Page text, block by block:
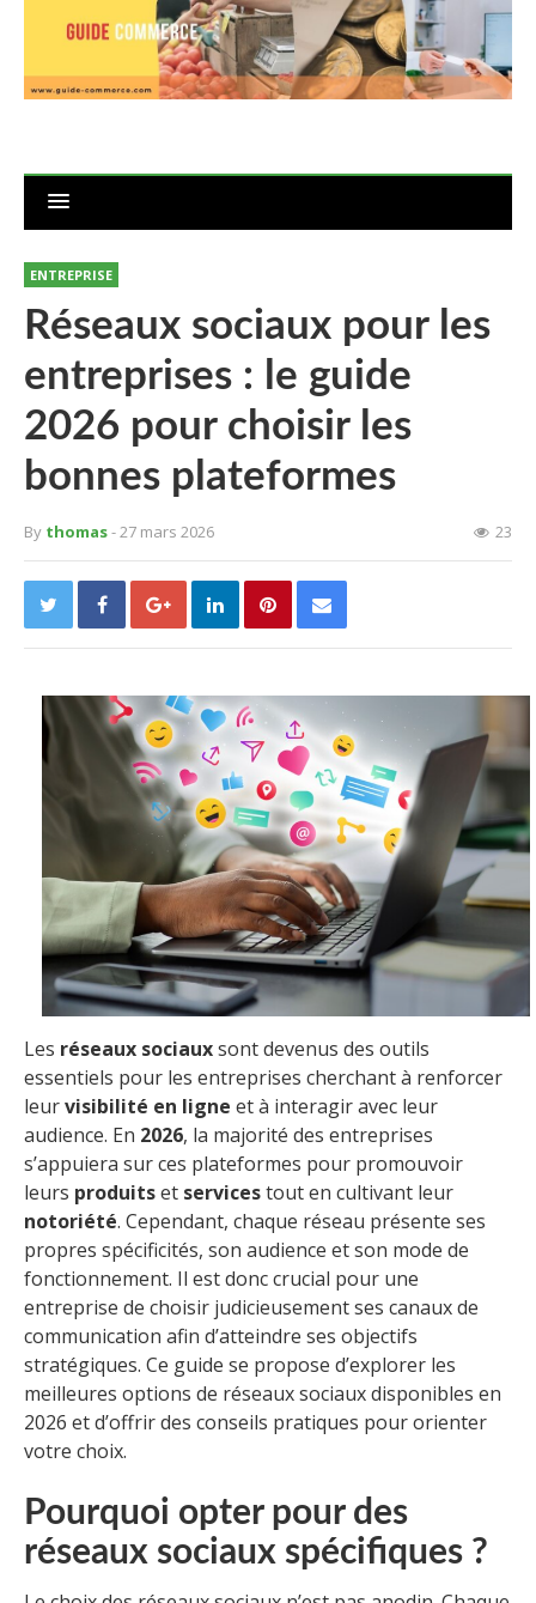
ENTREPRISE
Réseaux sociaux pour les
entreprises : le guide
2026 pour choisir les
bonnes plateformes
By thomas- 27 mars 2026 23
Les réseaux sociauxsont devenus des outils
essentiels pour les entreprises cherchant à renforcer
leurvisibilité en ligne et à interagir avec leur
audience. En 2026, la majorité des entreprises
s’appuiera sur ces plateformes pour promouvoir
leurs produitset servicestout en cultivant leur
notoriété. Cependant, chaque réseau présente ses
propres spécificités, son audience et son mode de
fonctionnement. Il est donc crucial pour une
entreprise de choisir judicieusement ses canaux de
communication afin d’atteindre ses objectifs
stratégiques. Ce guide se propose d’explorer les
meilleures options de réseaux sociaux disponibles en
2026 et d’offrir des conseils pratiques pour orienter
votre choix.
Pourquoi opter pour des
réseaux sociaux spécifiques ?